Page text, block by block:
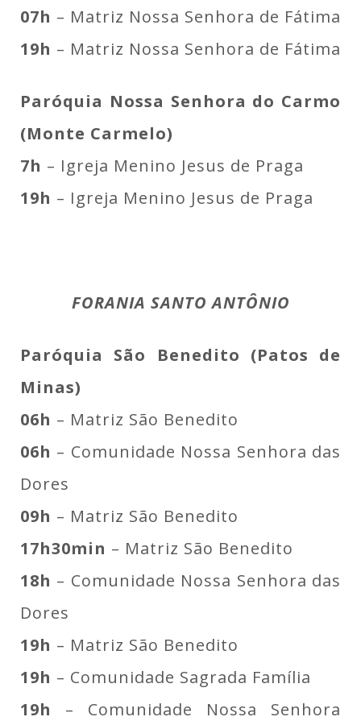
07h – Matriz Nossa Senhora de Fátima
19h – Matriz Nossa Senhora de Fátima
Paróquia Nossa Senhora do Carmo
(Monte Carmelo)
7h – Igreja Menino Jesus de Praga
19h – Igreja Menino Jesus de Praga
FORANIA SANTO ANTÔNIO
Paróquia São Benedito (Patos de
Minas)
06h – Matriz São Benedito
06h – Comunidade Nossa Senhora das
Dores
09h – Matriz São Benedito
17h30min – Matriz São Benedito
18h – Comunidade Nossa Senhora das
Dores
19h – Matriz São Benedito
19h – Comunidade Sagrada Família
19h
– Comunidade Nossa Senhora